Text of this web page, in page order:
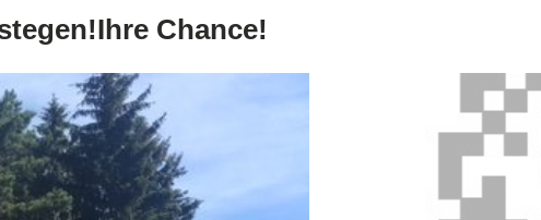
Chance!